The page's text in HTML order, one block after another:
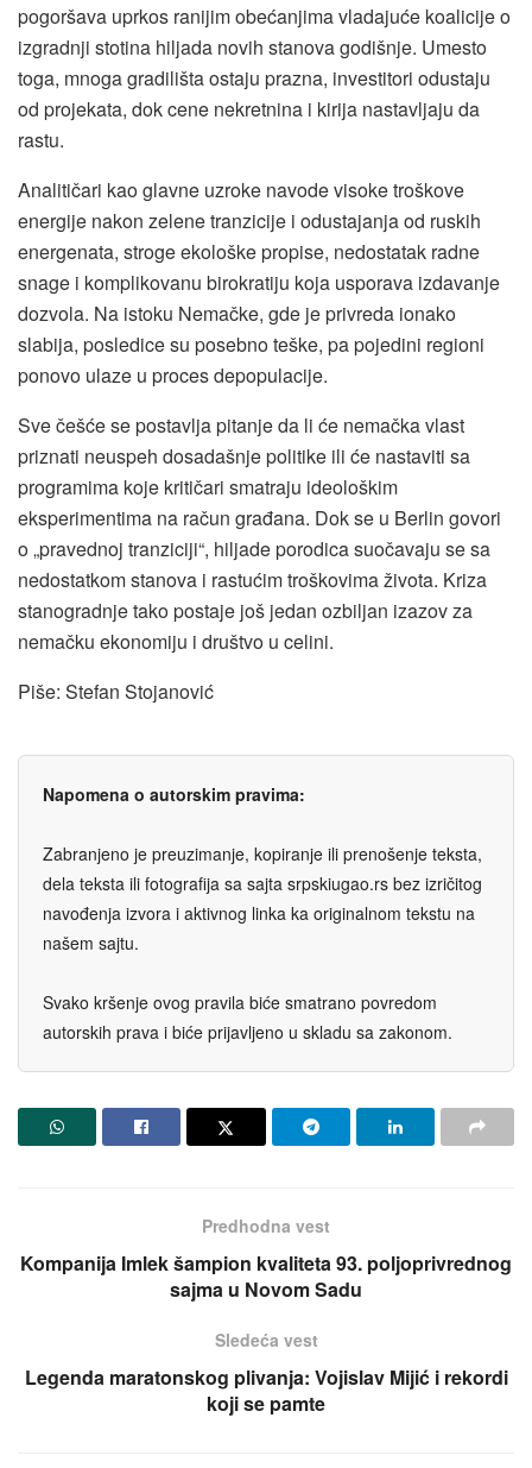
pogoršava uprkos ranijim obećanjima vladajuće koalicije o
izgradnji stotina hiljada novih stanova godišnje. Umesto
toga, mnoga gradilišta ostaju prazna, investitori odustaju
od projekata, dok cene nekretnina i kirija nastavljaju da
rastu.
Analitičari kao glavne uzroke navode visoke troškove
energije nakon zelene tranzicije i odustajanja od ruskih
energenata, stroge ekološke propise, nedostatak radne
snage i komplikovanu birokratiju koja usporava izdavanje
dozvola. Na istoku Nemačke, gde je privreda ionako
slabija, posledice su posebno teške, pa pojedini regioni
ponovo ulaze u proces depopulacije.
Sve češće se postavlja pitanje da li će nemačka vlast
priznati neuspeh dosadašnje politike ili će nastaviti sa
programima koje kritičari smatraju ideološkim
eksperimentima na račun građana. Dok se u Berlin govori
o „pravednoj tranziciji“, hiljade porodica suočavaju se sa
nedostatkom stanova i rastućim troškovima života. Kriza
stanogradnje tako postaje još jedan ozbiljan izazov za
nemačku ekonomiju i društvo u celini.
Piše: Stefan Stojanović
Napomena o autorskim pravima:
Zabranjeno je preuzimanje, kopiranje ili prenošenje teksta,
dela teksta ili fotografija sa sajta srpskiugao.rs bez izričitog
navođenja izvora i aktivnog linka ka originalnom tekstu na
našem sajtu.
Svako kršenje ovog pravila biće smatrano povredom
autorskih prava i biće prijavljeno u skladu sa zakonom.
Predhodna vest
Kompanija Imlek šampion kvaliteta 93. poljoprivrednog
sajma u Novom Sadu
Sledeća vest
Legenda maratonskog plivanja: Vojislav Mijić i rekordi
koji se pamte